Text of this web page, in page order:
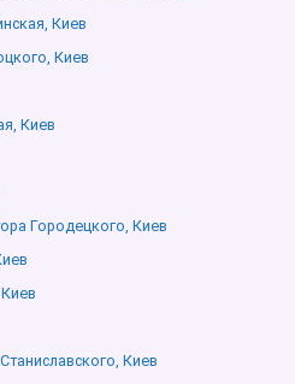
Киев
Киев
Киев
Городецкого, Киев
Киев